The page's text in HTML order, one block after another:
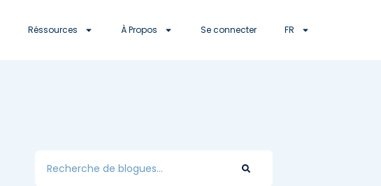
Réssources À Propos Se connecter FR